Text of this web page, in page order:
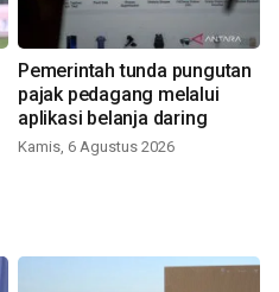
Pemerintah tunda pungutan
pajak pedagang melalui
aplikasi belanja daring
Kamis, 6 Agustus 2026